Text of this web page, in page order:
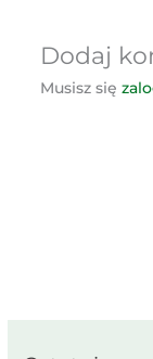
Dodaj
Musisz się